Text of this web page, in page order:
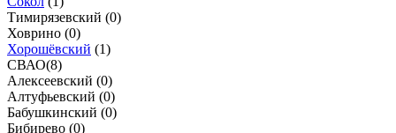
Тимирязевский (0)
Ховрино (0)
Хорошёвский (1)
СВАО(8)
Алексеевский (0)
Алтуфьевский (0)
Бабушкинский (0)
Бибирево (0)